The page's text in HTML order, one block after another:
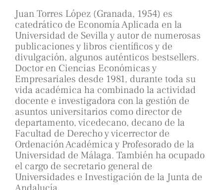
Juan Torres López (Granada, 1954) es
catedrático de Economía Aplicada en la
Universidad de Sevilla y autor de numerosas
publicaciones y libros científicos y de
divulgación, algunos auténticos bestsellers.
Doctor en Ciencias Económicas y
Empresariales desde 1981, durante toda su
vida académica ha combinado la actividad
docente e investigadora con la gestión de
asuntos universitarios como director de
departamento, vicedecano, decano de la
Facultad de Derecho y vicerrector de
Ordenación Académica y Profesorado de la
Universidad de Málaga. También ha ocupado
el cargo de secretario general de
Universidades e Investigación de la Junta de